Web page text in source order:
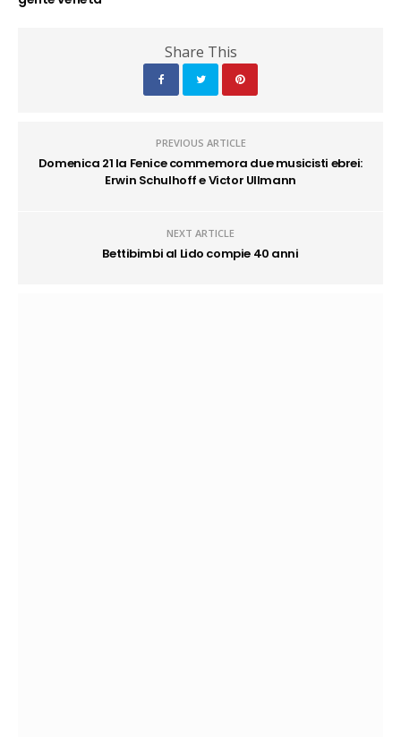
Share This
PREVIOUS ARTICLE
Domenica 21 la Fenice commemora due musicisti ebrei:
Erwin Schulhoff e Victor Ullmann
NEXT ARTICLE
Bettibimbi al Lido compie 40 anni